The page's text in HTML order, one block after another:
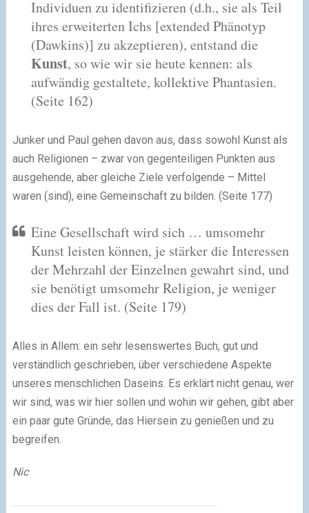
Individuen zu identifizieren (d.h., sie als Teil
ihres erweiterten Ichs [extended Phänotyp
(Dawkins)] zu akzeptieren), entstand die
Kunst, so wie wir sie heute kennen: als
aufwändig gestaltete, kollektive Phantasien.
(Seite 162)
Junker und Paul gehen davon aus, dass sowohl Kunst als
auch Religionen – zwar von gegenteiligen Punkten aus
ausgehende, aber gleiche Ziele verfolgende – Mittel
waren (sind), eine Gemeinschaft zu bilden. (Seite 177)
Eine Gesellschaft wird sich … umsomehr
Kunst leisten können, je stärker die Interessen
der Mehrzahl der Einzelnen gewahrt sind, und
sie benötigt umsomehr Religion, je weniger
dies der Fall ist. (Seite 179)
Alles in Allem: ein sehr lesenswertes Buch, gut und
verständlich geschrieben, über verschiedene Aspekte
unseres menschlichen Daseins. Es erklärt nicht genau, wer
wir sind, was wir hier sollen und wohin wir gehen, gibt aber
ein paar gute Gründe, das Hiersein zu genießen und zu
begreifen.
Nic